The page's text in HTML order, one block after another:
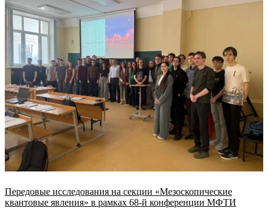
Передовые исследования на секции «Мезоскопические
квантовые явления» в рамках 68-й конференции МФТИ